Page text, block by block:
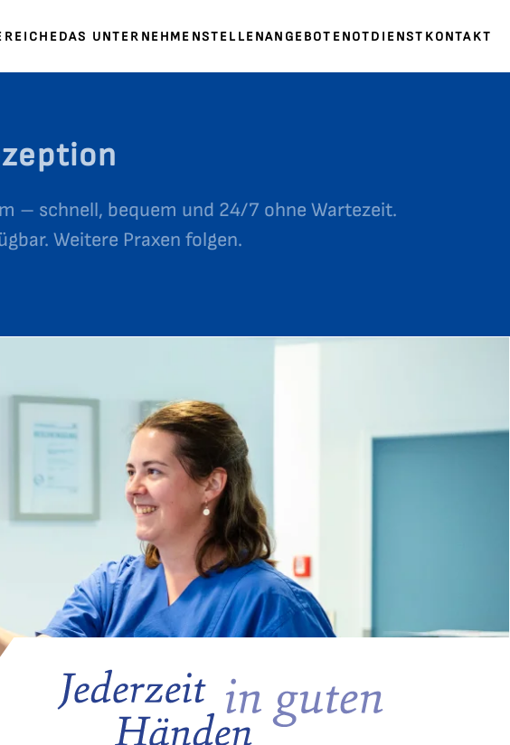
DAS UNTERNEHMENSTELLENANGEBOTENOTDIENST KONTAKT
– schnell, bequem und 24/7 ohne Wartezeit.
Weitere Praxen folgen.